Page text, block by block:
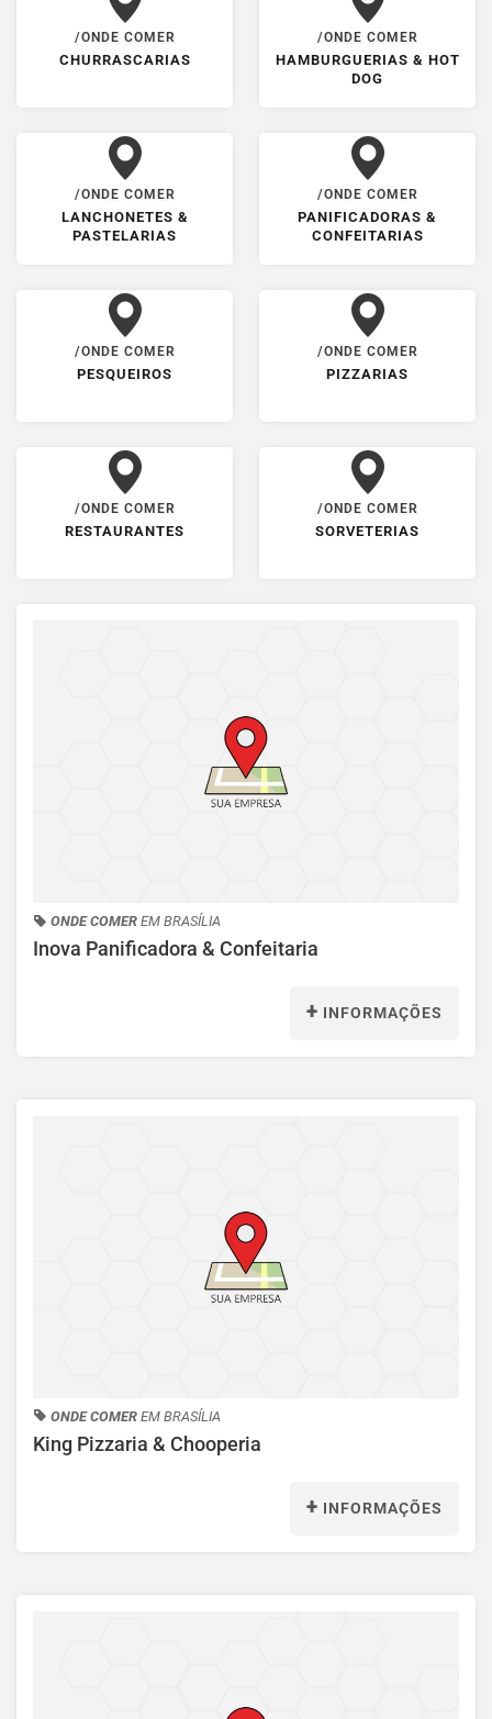
/ONDE COMER
CHURRASCARIAS
/ONDE COMER
HAMBURGUERIAS & HOT
DOG
/ONDE COMER
LANCHONETES &
PASTELARIAS
/ONDE COMER
PANIFICADORAS &
CONFEITARIAS
/ONDE COMER
PESQUEIROS
/ONDE COMER
PIZZARIAS
/ONDE COMER
RESTAURANTES
/ONDE COMER
SORVETERIAS
ONDE COMER EM BRASÍLIA
Inova Panificadora & Confeitaria
+ INFORMAÇÕES
ONDE COMER EM BRASÍLIA
King Pizzaria & Chooperia
+ INFORMAÇÕES